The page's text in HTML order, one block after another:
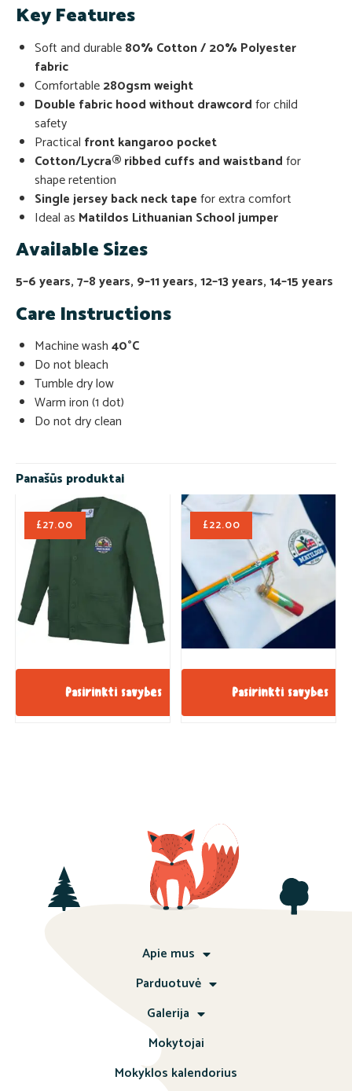
Key Features
Soft and durable80% Cotton / 20% Polyester
fabric
Comfortable280gsm weight
Double fabric hood without drawcordfor child
safety
Practical front kangaroo pocket
Cotton/Lycra® ribbed cuffs and waistbandfor
shape retention
Single jersey back neck tapefor extra comfort
Ideal as Matildos Lithuanian School jumper
Available Sizes
5–6 years, 7–8 years, 9–11 years, 12–13 years, 14–15 years
Care Instructions
Machine wash40°C
Do not bleach
Tumble dry low
Warm iron (1 dot)
Do not dry clean
Panašūs produktai
£27.00
Pasirinkti savybes
£22.00
Pasirinkti savybes
Apie mus
Parduotuvė
Galerija
Mokytojai
Mokyklos kalendorius